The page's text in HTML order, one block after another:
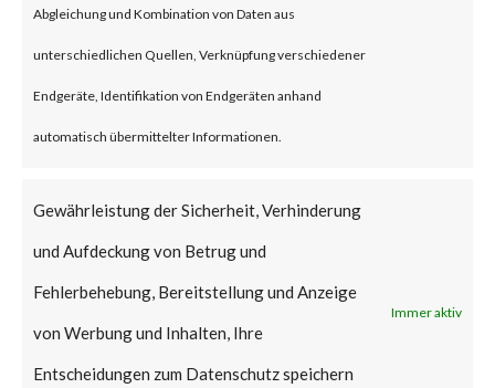
Abgleichung und Kombination von Daten aus
unterschiedlichen Quellen, Verknüpfung verschiedener
Endgeräte, Identifikation von Endgeräten anhand
automatisch übermittelter Informationen.
Gewährleistung der Sicherheit, Verhinderung
und Aufdeckung von Betrug und
Fehlerbehebung, Bereitstellung und Anzeige
von Werbung und Inhalten, Ihre
Entscheidungen zum Datenschutz speichern
Immer aktiv
authentication, authorization
and auditing (AAA) virtual
server. The advisory also states
that Citrix managed servers are
is required.
Why is this Significant?
This is significant because the